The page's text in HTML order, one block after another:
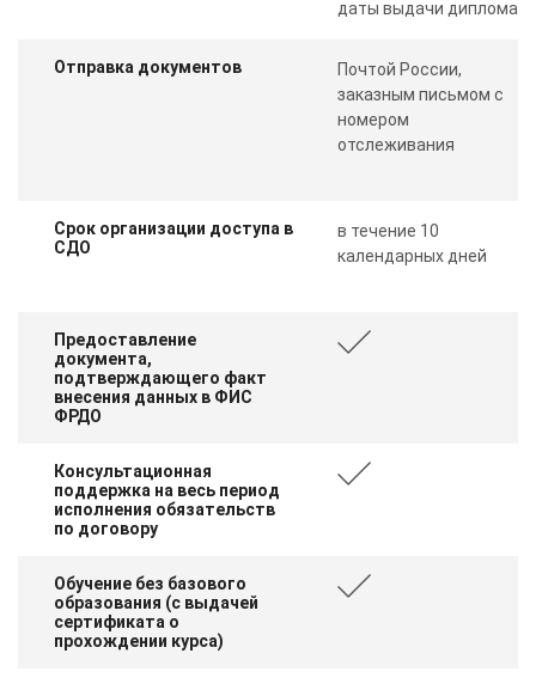
даты выдачи диплома
Отправка документов
Почтой России,
заказным письмом с
номером
отслеживания
Срок организации доступа в
СДО
в течение 10
календарных дней
Предоставление
документа,
подтверждающего факт
внесения данных в ФИС
ФРДО
Консультационная
поддержка на весь период
исполнения обязательств
по договору
Обучение без базового
образования (с выдачей
сертификата о
прохождении курса)